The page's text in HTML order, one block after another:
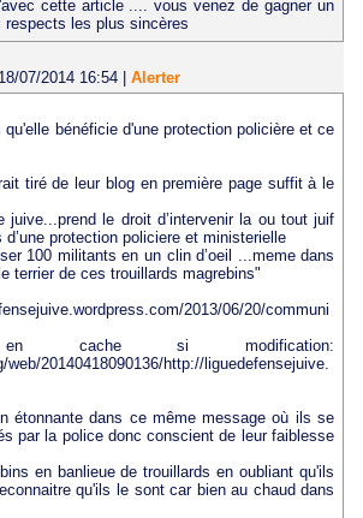
cette article .... vous venez de gagner un
respects les plus sincères
07/2014 16:54
Alerter
qu'elle bénéficie d'une protection policière et ce
tiré de leur blog en première page suffit à le
juive...prend le droit d’intervenir la ou tout juif
protection policiere et ministerielle
100 militants en un clin d’oeil ...meme dans
terrier de ces trouillards magrebins"
2013/06/20/communi
cache si modification:
web/20140418090136/http://liguedefensejuive.
étonnante dans ce même message où ils se
par la police donc conscient de leur faiblesse
en banlieue de trouillards en oubliant qu'ils
qu'ils le sont car bien au chaud dans